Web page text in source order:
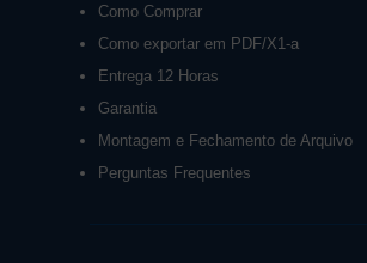
Como Comprar
Como exportar em PDF/X1-a
Entrega 12 Horas
Garantia
Montagem e Fechamento de Arquivo
Perguntas Frequentes